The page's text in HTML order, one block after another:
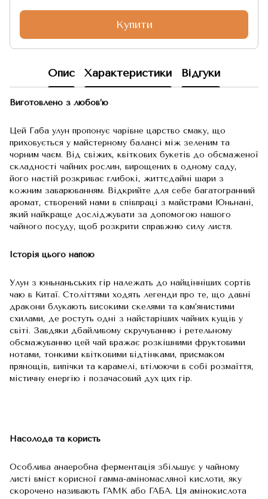
Купити
Опис Характеристики Відгуки
Виготовлено з любов’ю
Цей Габа улун пропонує чарівне царство смаку, що
приховується у майстерному балансі між зеленим та
чорним чаєм. Від свіжих, квіткових букетів до обсмаженої
складності чайних рослин, вирощених в одному саду,
його настій розкриває глибокі, життєдайні шари з
кожним заварюванням. Відкрийте для себе багатогранний
аромат, створений нами в співпраці з майстрами Юньнані,
який найкраще досліджувати за допомогою нашого
чайного посуду, щоб розкрити справжню силу листя.
Історія цього напою
Улун з юньнаньських гір належать до найцінніших сортів
чаю в Китаї. Століттями ходять легенди про те, що давні
дракони блукають високими скелями та кам’янистими
схилами, де ростуть одні з найстаріших чайних кущів у
світі. Завдяки дбайливому скручуванню і ретельному
обсмажуванню цей чай вражає розкішними фруктовими
нотами, тонкими квітковими відтінками, присмаком
прянощів, випічки та карамелі, втілюючи в собі розмаїття,
містичну енергію і позачасовий дух цих гір.
Насолода та користь
Особлива анаеробна ферментація збільшує у чайному
листі вміст корисної гамма-аміномасляної кислоти, яку
скорочено називають ГАМК або ГАБА. Ця амінокислота